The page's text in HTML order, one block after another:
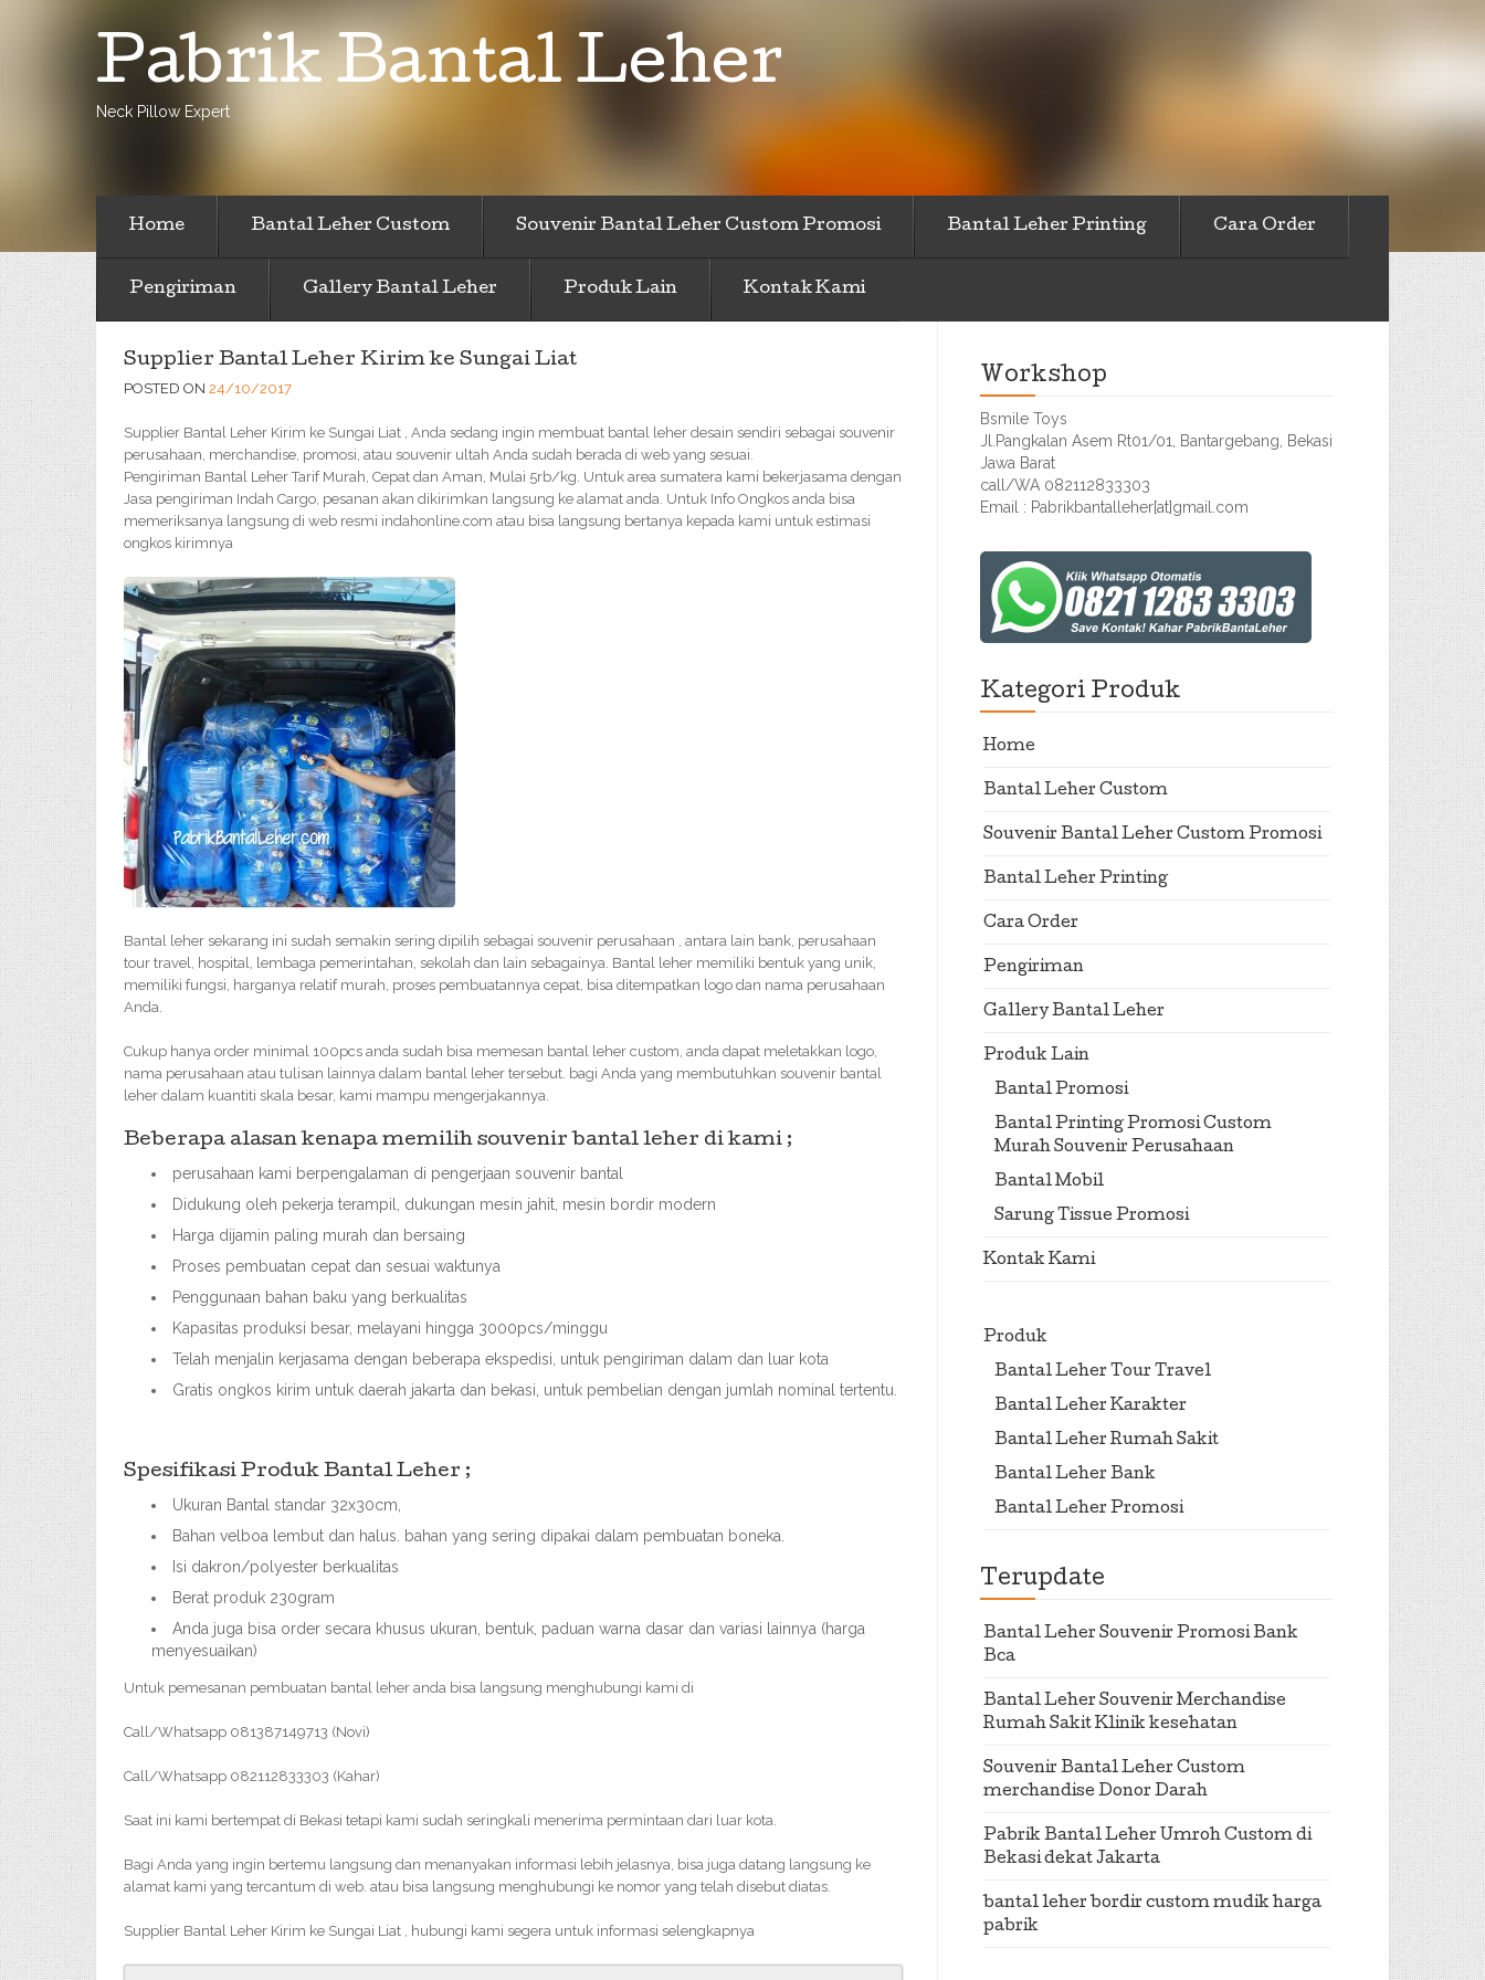
Pabrik Bantal Leher
Neck Pillow Expert
Home Bantal Leher Custom Souvenir Bantal Leher Custom Promosi Bantal Leher Printing Cara Order
Pengiriman Gallery Bantal Leher Produk Lain Kontak Kami
Supplier Bantal Leher Kirim ke Sungai Liat
POSTED ON 24/10/2017
Supplier Bantal Leher Kirim ke Sungai Liat , Anda sedang ingin membuat bantal leher desain sendiri sebagai souvenir
perusahaan, merchandise, promosi, atau souvenir ultah Anda sudah berada di web yang sesuai.
Pengiriman Bantal Leher Tarif Murah, Cepat dan Aman, Mulai 5rb/kg. Untuk area sumatera kami bekerjasama dengan
Jasa pengiriman Indah Cargo, pesanan akan dikirimkan langsung ke alamat anda. Untuk Info Ongkos anda bisa
memeriksanya langsung di web resmi indahonline.com atau bisa langsung bertanya kepada kami untuk estimasi
ongkos kirimnya
Bantal leher sekarang ini sudah semakin sering dipilih sebagai souvenir perusahaan , antara lain bank, perusahaan
tour travel, hospital, lembaga pemerintahan, sekolah dan lain sebagainya. Bantal leher memiliki bentuk yang unik,
memiliki fungsi, harganya relatif murah, proses pembuatannya cepat, bisa ditempatkan logo dan nama perusahaan
Anda.
Cukup hanya order minimal 100pcs anda sudah bisa memesan bantal leher custom, anda dapat meletakkan logo,
nama perusahaan atau tulisan lainnya dalam bantal leher tersebut. bagi Anda yang membutuhkan souvenir bantal
leher dalam kuantiti skala besar, kami mampu mengerjakannya.
Beberapa alasan kenapa memilih souvenir bantal leher di kami ;
perusahaan kami berpengalaman di pengerjaan souvenir bantal
Didukung oleh pekerja terampil, dukungan mesin jahit, mesin bordir modern
Harga dijamin paling murah dan bersaing
Proses pembuatan cepat dan sesuai waktunya
Penggunaan bahan baku yang berkualitas
Kapasitas produksi besar, melayani hingga 3000pcs/minggu
Telah menjalin kerjasama dengan beberapa ekspedisi, untuk pengiriman dalam dan luar kota
Gratis ongkos kirim untuk daerah jakarta dan bekasi, untuk pembelian dengan jumlah nominal tertentu.
Spesifikasi Produk Bantal Leher ;
Ukuran Bantal standar 32x30cm,
Bahan velboa lembut dan halus. bahan yang sering dipakai dalam pembuatan boneka.
Isi dakron/polyester berkualitas
Berat produk 230gram
Anda juga bisa order secara khusus ukuran, bentuk, paduan warna dasar dan variasi lainnya (harga
menyesuaikan)
Untuk pemesanan pembuatan bantal leher anda bisa langsung menghubungi kami di
Call/Whatsapp 081387149713 (Novi)
Call/Whatsapp 082112833303 (Kahar)
Saat ini kami bertempat di Bekasi tetapi kami sudah seringkali menerima permintaan dari luar kota.
Bagi Anda yang ingin bertemu langsung dan menanyakan informasi lebih jelasnya, bisa juga datang langsung ke
alamat kami yang tercantum di web. atau bisa langsung menghubungi ke nomor yang telah disebut diatas.
Supplier Bantal Leher Kirim ke Sungai Liat , hubungi kami segera untuk informasi selengkapnya
Workshop
Bsmile Toys
Jl.Pangkalan Asem Rt01/01, Bantargebang, Bekasi
Jawa Barat
call/WA 082112833303
Email : Pabrikbantalleher[at]gmail.com
Kategori Produk
Home
Bantal Leher Custom
Souvenir Bantal Leher Custom Promosi
Bantal Leher Printing
Cara Order
Pengiriman
Gallery Bantal Leher
Produk Lain
Bantal Promosi
Bantal Printing Promosi Custom
Murah Souvenir Perusahaan
Bantal Mobil
Sarung Tissue Promosi
Kontak Kami
Produk
Bantal Leher Tour Travel
Bantal Leher Karakter
Bantal Leher Rumah Sakit
Bantal Leher Bank
Bantal Leher Promosi
Terupdate
Bantal Leher Souvenir Promosi Bank
Bca
Bantal Leher Souvenir Merchandise
Rumah Sakit Klinik kesehatan
Souvenir Bantal Leher Custom
merchandise Donor Darah
Pabrik Bantal Leher Umroh Custom di
Bekasi dekat Jakarta
bantal leher bordir custom mudik harga
pabrik